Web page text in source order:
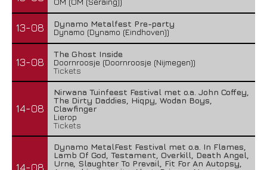
13-08
Dynamo Metalfest Pre-party
Dynamo (Dynamo (Eindhoven))
13-08
The Ghost Inside
Doornroosje (Doornroosje (Nijmegen))
Tickets
14-08
Nirwana Tuinfeest Festival met o.a. John Coffey,
The Dirty Daddies, Hiqpy, Wodan Boys,
Clawfinger
Lierop
Tickets
14-08
Dynamo MetalFest Festival met o.a. In Flames,
Lamb Of God, Testament, Overkill, Death Angel,
Urne, Slaughter To Prevail, Fit For An Autopsy,